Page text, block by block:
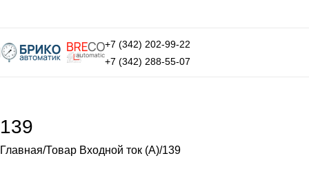
+7 (342) 202-99-22
+7 (342) 288-55-07
139
Главная Товар Входной ток (А) 139